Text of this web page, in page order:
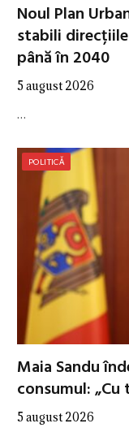
Noul Plan
stabili
până în 2040
5 august 2026
…
POLITICĂ
Maia Sandu
consumul:
5 august 2026